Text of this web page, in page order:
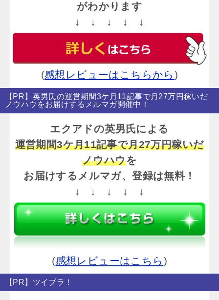
がわかります
↓ ↓ ↓ ↓ ↓
(感想レビューはこちらから )
【PR】英男氏の運営期間3ケ月11記事で月27万円稼いだ
ノウハウをお届けするメルマガ開催中！
エクアドの英男氏による
運営期間3ケ月11記事で月27万円稼いだ
ノウハウを
お届けするメルマガ、登録は無料！
↓ ↓ ↓ ↓ ↓
(感想レビューはこちら )
【PR】ツイブラ！